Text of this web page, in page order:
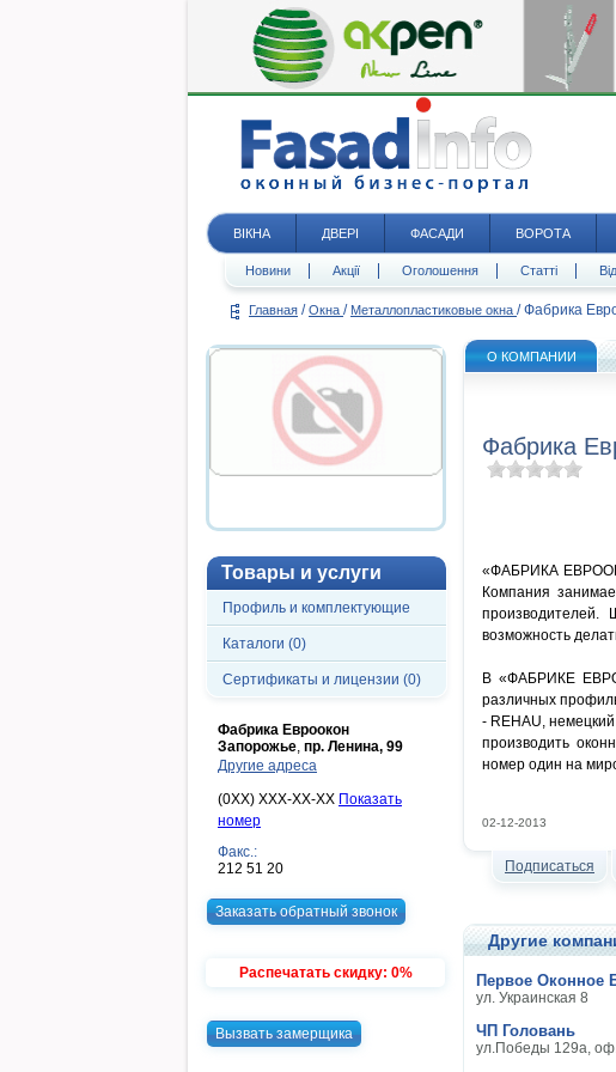
ВІКНА ДВЕРІ ФАСАДИ ВОРОТА
Новини Акції Оголошення Статті
Главная / Окна / Металлопластиковые окна / Фабрика
Товары и услуги
Профиль и комплектующие
Каталоги (0)
Сертификаты и лицензии (0)
Фабрика Евроокон
Запорожье, пр. Ленина, 99
Другие адреса
(0XX) XXX-XX-XX Показать
номер
Факс.:
212 51 20
Заказать обратный звонок
Распечатать скидку: 0%
Вызвать замерщика
О КОМПАНИИ
Фабрика
«ФАБРИКА
Компания
производителей.
возможность
В «ФАБРИКЕ
различных
- REHAU,
производить
номер один на
02-12-2013
Подписаться
Другие
Первое Оконное
ул. Украинская 8
ЧП Головань
ул.Победы 129а,